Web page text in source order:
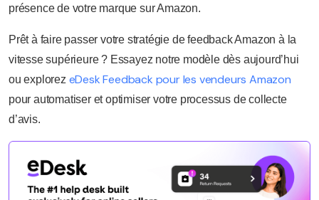
présence de votre marque sur Amazon.
Prêt à faire passer votre stratégie de feedback Amazon à la
vitesse supérieure ? Essayez notre modèle dès aujourd’hui
ou explorez eDesk Feedback pour les vendeurs Amazon
pour automatiser et optimiser votre processus de collecte
d’avis.